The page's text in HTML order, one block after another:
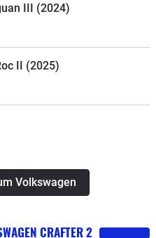
III (2024)
II (2025)
Volkswagen
CRAFTER 2